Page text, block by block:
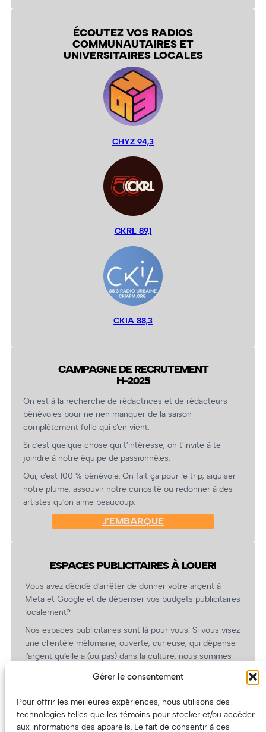
Gérer le consentement
Pour offrir les meilleures expériences, nous utilisons des
technologies telles que les témoins pour stocker et/ou accéder
aux informations des appareils. Le fait de consentir à ces
ÉCOUTEZ VOS RADIOS
COMMUNAUTAIRES ET
UNIVERSITAIRES LOCALES
CHYZ 94,3
CKRL 89,1
CKIA 88,3
CAMPAGNE DE RECRUTEMENT
H-2025
On est à la recherche de rédactrices et de rédacteurs
bénévoles pour ne rien manquer de la saison
complètement folle qui s’en vient.
Si c’est quelque chose qui t’intéresse, on t’invite à te
joindre à notre équipe de passionné.es.
Oui, c’est 100 % bénévole. On fait ça pour le trip, aiguiser
notre plume, assouvir notre curiosité ou redonner à des
artistes qu’on aime beaucoup.
J’EMBARQUE
ESPACES PUBLICITAIRES À LOUER!
Vous avez décidé d’arrêter de donner votre argent à
Meta et Google et de dépenser vos budgets publicitaires
localement?
Nos espaces publicitaires sont là pour vous! Si vous visez
une clientèle mélomane, ouverte, curieuse, qui dépense
l’argent qu’elle a (ou pas) dans la culture, nous sommes
revient.
(Oui, on va avoir des tarifs spéciaux pour vous, les